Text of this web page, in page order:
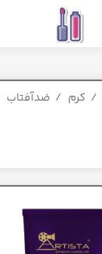
کرم
ضدآفتاب